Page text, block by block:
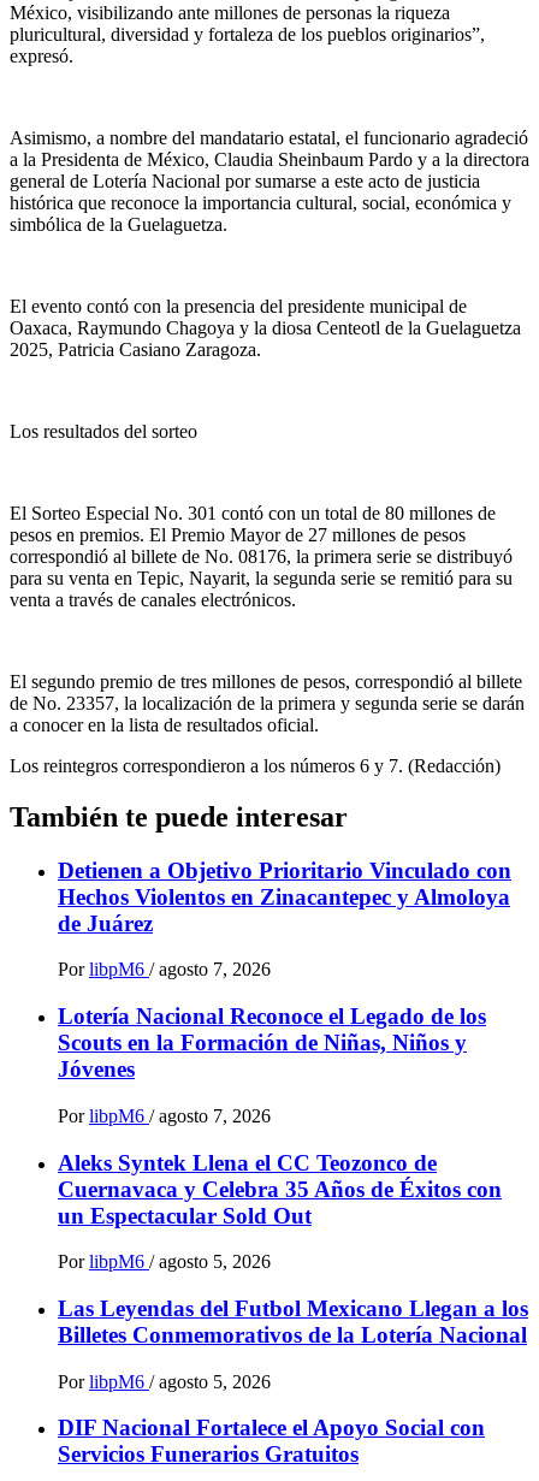
México, visibilizando ante millones de personas la riqueza
pluricultural, diversidad y fortaleza de los pueblos originarios”,
expresó.
Asimismo, a nombre del mandatario estatal, el funcionario agradeció
a la Presidenta de México, Claudia Sheinbaum Pardo y a la directora
general de Lotería Nacional por sumarse a este acto de justicia
histórica que reconoce la importancia cultural, social, económica y
simbólica de la Guelaguetza.
El evento contó con la presencia del presidente municipal de
Oaxaca, Raymundo Chagoya y la diosa Centeotl de la Guelaguetza
2025, Patricia Casiano Zaragoza.
Los resultados del sorteo
El Sorteo Especial No. 301 contó con un total de 80 millones de
pesos en premios. El Premio Mayor de 27 millones de pesos
correspondió al billete de No. 08176, la primera serie se distribuyó
para su venta en Tepic, Nayarit, la segunda serie se remitió para su
venta a través de canales electrónicos.
El segundo premio de tres millones de pesos, correspondió al billete
de No. 23357, la localización de la primera y segunda serie se darán
a conocer en la lista de resultados oficial.
Los reintegros correspondieron a los números 6 y 7. (Redacción)
También te puede interesar
Detienen a Objetivo Prioritario Vinculado con
Hechos Violentos en Zinacantepec y Almoloya
de Juárez
Por libpM6 / agosto 7, 2026
Lotería Nacional Reconoce el Legado de los
Scouts en la Formación de Niñas, Niños y
Jóvenes
Por libpM6 / agosto 7, 2026
Aleks Syntek Llena el CC Teozonco de
Cuernavaca y Celebra 35 Años de Éxitos con
un Espectacular Sold Out
Por libpM6 / agosto 5, 2026
Las Leyendas del Futbol Mexicano Llegan a los
Billetes Conmemorativos de la Lotería Nacional
Por libpM6 / agosto 5, 2026
DIF Nacional Fortalece el Apoyo Social con
Servicios Funerarios Gratuitos